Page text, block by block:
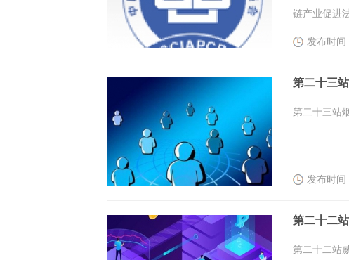
链产业促进
发布时
第二十三
第二十三站
发布时
第二十二
第二十二站